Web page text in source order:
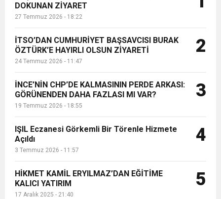
ve Onur Nişanesidir
6:19 HBB BAŞKANI ÖNTÜRK’ÜN
CUMHURİYET BAYRAMI MESAJI
17:36 KURUMLAR VERGİSİ ERTELENDİ
1:00 İTSO İŞ-KUR SGK TOPLANTI
21:40 CEYLANDERE’DE BAŞKAN EMRAH
18:22
GÖNÜLLERE DOKUNAN ZİYARET
saldırısının ardından Cumhurbaşkanı
DOKUNAN ZİYARET
27 Temmuz 2026 - 18:22
İTSO’DAN CUMHURİYET BAŞSAVCISI BURAK
ÖZTÜRK’E HAYIRLI OLSUN ZİYARETİ
24 Temmuz 2026 - 11:47
2
İNCE’NİN CHP’DE KALMASININ PERDE ARKASI:
GÖRÜNENDEN DAHA FAZLASI MI VAR?
19 Temmuz 2026 - 18:55
3
IŞIL Eczanesi Görkemli Bir Törenle Hizmete
Açıldı
3 Temmuz 2026 - 11:57
4
HİKMET KAMİL ERYILMAZ’DAN EĞİTİME
KALICI YATIRIM
17 Aralık 2025 - 21:40
5